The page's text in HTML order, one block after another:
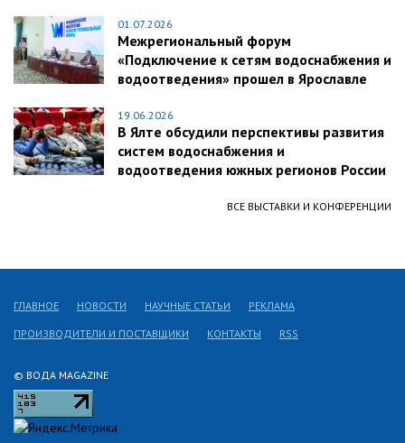
01.07.2026
Межрегиональный форум
«Подключение к сетям водоснабжения и
водоотведения» прошел в Ярославле
19.06.2026
В Ялте обсудили перспективы развития
систем водоснабжения и
водоотведения южных регионов России
ВСЕ ВЫСТАВКИ И КОНФЕРЕНЦИИ
© ВОДА MAGAZINE
ГЛАВНОЕ НОВОСТИ НАУЧНЫЕ СТАТЬИ РЕКЛАМА
ПРОИЗВОДИТЕЛИ И ПОСТАВЩИКИ КОНТАКТЫ RSS